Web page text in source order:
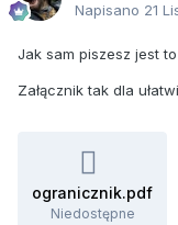
Napisano 21
Jak sam piszesz jest
Załącznik tak dla
ogranicznik.pdf
Niedostępne